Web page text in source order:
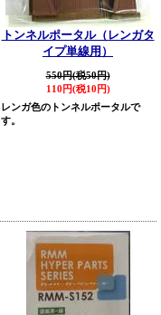
トンネルポータル（レンガタ
イプ単線用）
550円(税50円)
110円(税10円)
レンガ色のトンネルポータルで
す。